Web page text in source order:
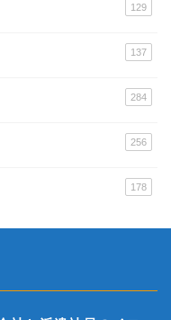
129
137
284
256
178